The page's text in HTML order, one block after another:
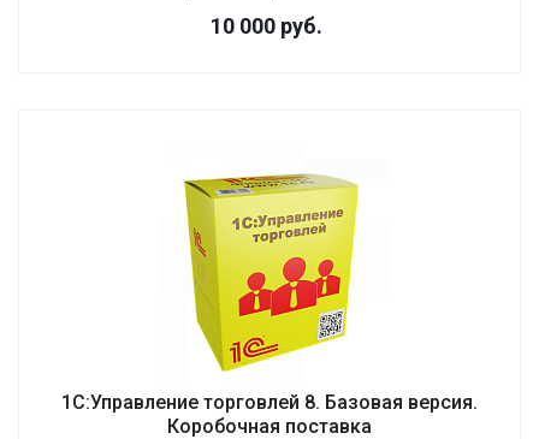
10 000 руб.
1С:Управление торговлей 8. Базовая версия.
Коробочная поставка